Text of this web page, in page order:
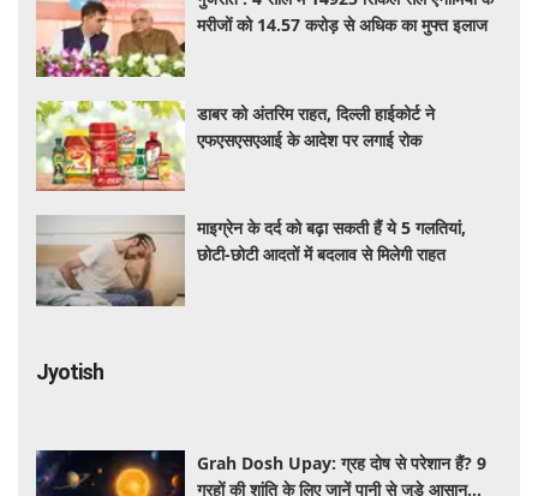
मरीजों को 14.57 करोड़ से अधिक का मुफ्त इलाज
डाबर को अंतरिम राहत, दिल्ली हाईकोर्ट ने
एफएसएसएआई के आदेश पर लगाई रोक
माइग्रेन के दर्द को बढ़ा सकती हैं ये 5 गलतियां,
छोटी-छोटी आदतों में बदलाव से मिलेगी राहत
Jyotish
Grah Dosh Upay: ग्रह दोष से परेशान हैं? 9
ग्रहों की शांति के लिए जानें पानी से जुड़े आसान